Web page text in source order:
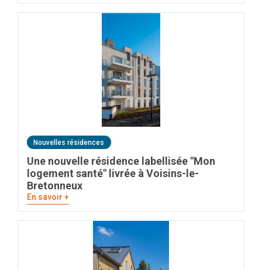
Nouvelles résidences
Une nouvelle résidence labellisée "Mon
logement santé" livrée à Voisins-le-
Bretonneux
En savoir +